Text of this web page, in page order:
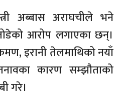
अब्बास अराघचीले भने
आरोप लगाएका छन्।
इरानी तेलमाथिको नयाँ
कारण सम्झौताको
गरे।